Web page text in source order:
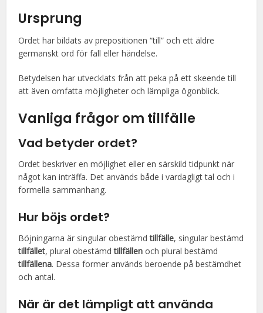
Ursprung
Ordet har bildats av prepositionen “till” och ett äldre
germanskt ord för fall eller händelse.
Betydelsen har utvecklats från att peka på ett skeende till
att även omfatta möjligheter och lämpliga ögonblick.
Vanliga frågor om tillfälle
Vad betyder ordet?
Ordet beskriver en möjlighet eller en särskild tidpunkt när
något kan inträffa. Det används både i vardagligt tal och i
formella sammanhang.
Hur böjs ordet?
Böjningarna är singular obestämdtillfälle, singular bestämd
tillfället, plural obestämdtillfällen och plural bestämd
tillfällena. Dessa former används beroende på bestämdhet
och antal.
När är det lämpligt att använda